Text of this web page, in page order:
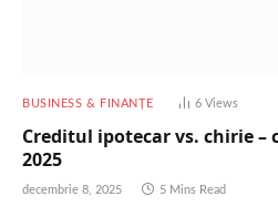
BUSINESS & FINANȚE 6 Views
Creditul ipotecar vs. chirie –
2025
decembrie 8, 2025 5 Mins Read